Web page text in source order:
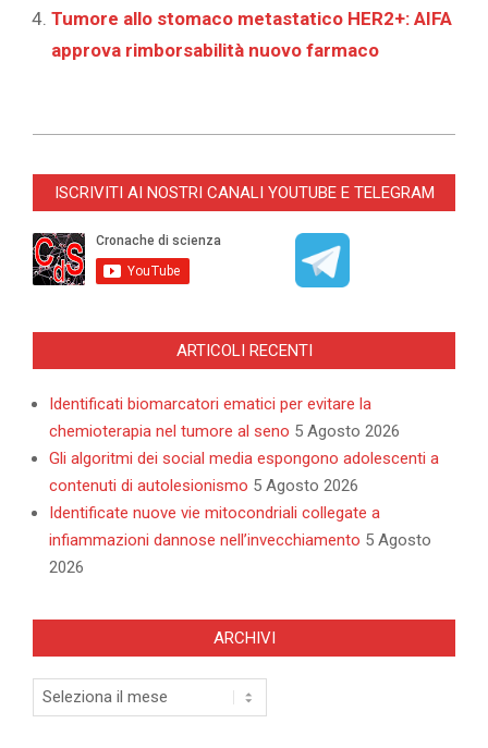
Tumore allo stomaco metastatico HER2+: AIFA
approva rimborsabilità nuovo farmaco
03-
ISCRIVITI AI NOSTRI CANALI YOUTUBE E TELEGRAM
ARTICOLI RECENTI
Identificati biomarcatori ematici per evitare la
chemioterapia nel tumore al seno 5 Agosto 2026
Gli algoritmi dei social media espongono adolescenti a
contenuti di autolesionismo 5 Agosto 2026
Identificate nuove vie mitocondriali collegate a
infiammazioni dannose nell’invecchiamento 5 Agosto
2026
ARCHIVI
Archivi